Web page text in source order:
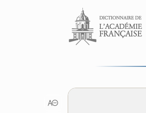
Aller au contenu